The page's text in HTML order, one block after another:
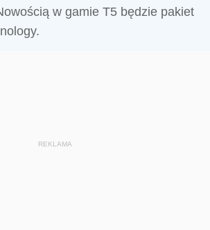
w gamie T5 będzie pakiet
REKLAMA